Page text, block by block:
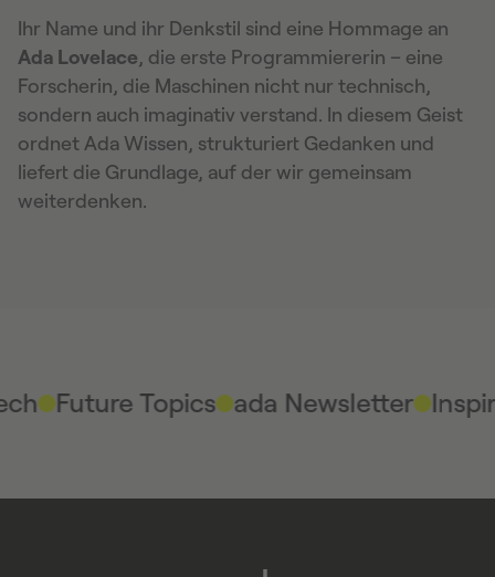
Ihr Name und ihr Denkstil sind eine Hommage an
Ada Lovelace, die erste Programmiererin – eine
Forscherin, die Maschinen nicht nur technisch,
sondern auch imaginativ verstand. In diesem Geist
ordnet Ada Wissen, strukturiert Gedanken und
liefert die Grundlage, auf der wir gemeinsam
weiterdenken.
Future Topics ada Newsletter